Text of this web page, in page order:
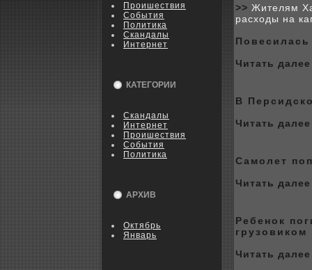
Пpoишествия
События
Политика
Скандалы
Интернет
КАТЕГОРИИ
Скандалы
Интернет
Пpoишествия
События
Политика
АРХИВ
Октябрь
Январь
>> Жителям
расходы на
Читать
В
Читать
Самолет
Читать
Ребенок
Читать